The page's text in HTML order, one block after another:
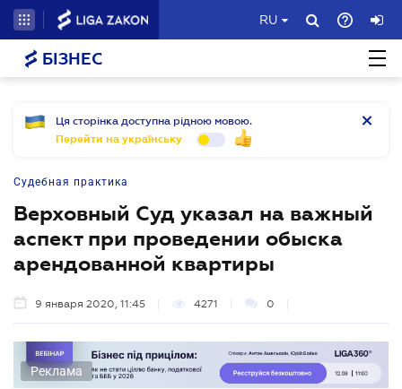
RU
БІЗНЕС
Ця сторінка доступна рідною мовою.
Перейти на українську
Судебная практика
Верховный Суд указал на важный
аспект при проведении обыска
арендованной квартиры
9 января 2020, 11:45 4271 0
Реклама